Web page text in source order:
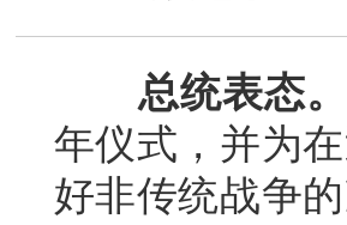
总统表态
年仪式，并为
好非传统战争